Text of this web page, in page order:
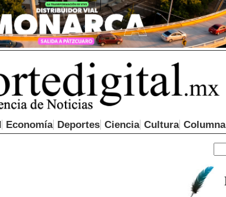
Economía Deportes Ciencia Cultura Columna